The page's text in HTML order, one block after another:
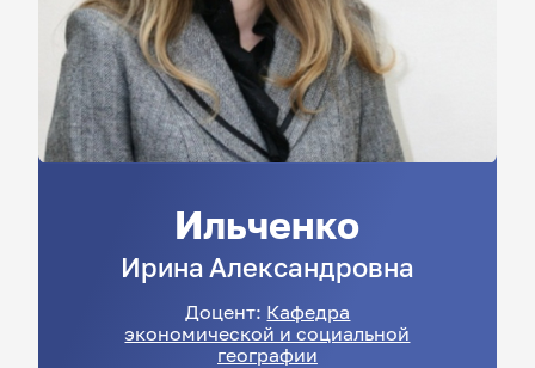
Ильченко
Ирина Александровна
Доцент: Кафедра
экономической и социальной
географии